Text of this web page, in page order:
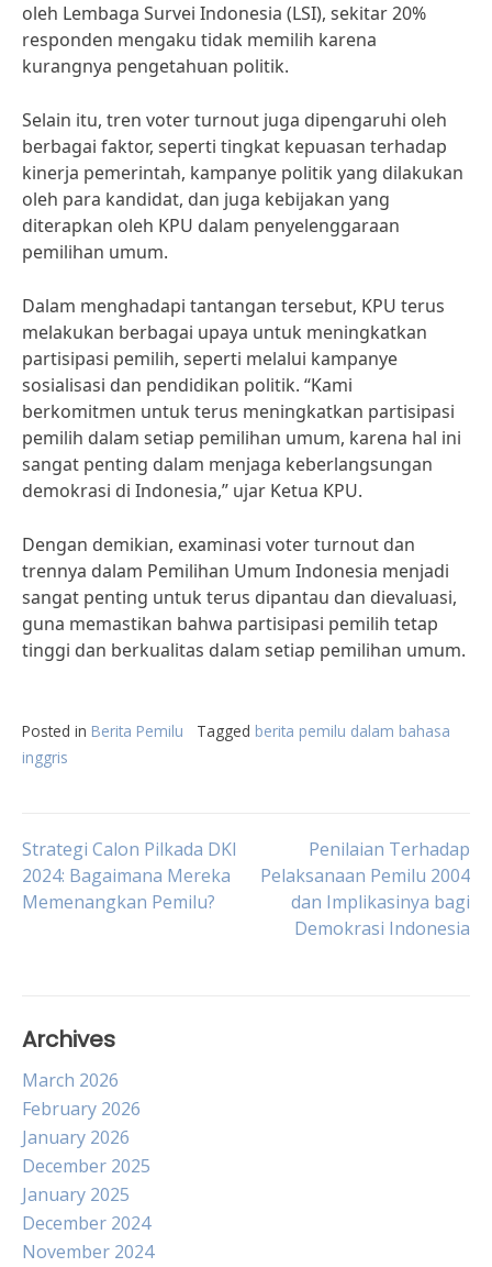
oleh Lembaga Survei Indonesia (LSI), sekitar 20%
responden mengaku tidak memilih karena
kurangnya pengetahuan politik.
Selain itu, tren voter turnout juga dipengaruhi oleh
berbagai faktor, seperti tingkat kepuasan terhadap
kinerja pemerintah, kampanye politik yang dilakukan
oleh para kandidat, dan juga kebijakan yang
diterapkan oleh KPU dalam penyelenggaraan
pemilihan umum.
Dalam menghadapi tantangan tersebut, KPU terus
melakukan berbagai upaya untuk meningkatkan
partisipasi pemilih, seperti melalui kampanye
sosialisasi dan pendidikan politik. “Kami
berkomitmen untuk terus meningkatkan partisipasi
pemilih dalam setiap pemilihan umum, karena hal ini
sangat penting dalam menjaga keberlangsungan
demokrasi di Indonesia,” ujar Ketua KPU.
Dengan demikian, examinasi voter turnout dan
trennya dalam Pemilihan Umum Indonesia menjadi
sangat penting untuk terus dipantau dan dievaluasi,
guna memastikan bahwa partisipasi pemilih tetap
tinggi dan berkualitas dalam setiap pemilihan umum.
Posted in Berita Pemilu Tagged berita pemilu dalam bahasa
inggris
Post
navigation
Strategi Calon Pilkada DKI
2024: Bagaimana Mereka
Memenangkan Pemilu?
Penilaian Terhadap
Pelaksanaan Pemilu 2004
dan Implikasinya bagi
Demokrasi Indonesia
Archives
March 2026
February 2026
January 2026
December 2025
January 2025
December 2024
November 2024